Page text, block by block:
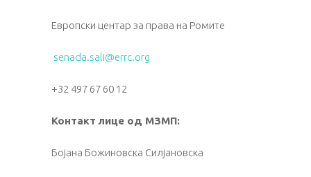
Европски центар за права на Ромите
senada.sali@errc.org
+32 497 67 60 12
Контакт лице од МЗМП:
Бојана Божиновска Силјановска